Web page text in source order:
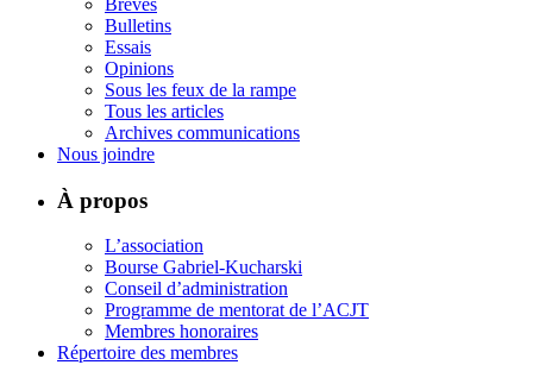
Brèves
Bulletins
Essais
Opinions
Sous les feux de la rampe
Tous les articles
Archives communications
Nous joindre
À propos
L’association
Bourse Gabriel-Kucharski
Conseil d’administration
Programme de mentorat de l’ACJT
Membres honoraires
Répertoire des membres